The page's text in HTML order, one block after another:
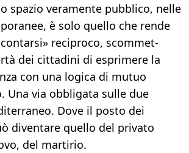
spazio veramente pubblico, nelle
è solo quello che rende
reciproco, scommet­
dei cittadini di esprime­re la
con una logica di mutuo
Una via obbligata sulle due
Dove il posto dei
diventare quello del privato
del martirio.